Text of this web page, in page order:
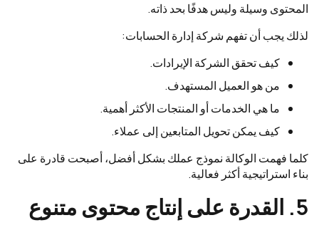
المحتوى وسيلة وليس هدفًا بحد ذاته.
لذلك يجب أن تفهم شركة إدارة الحسابات:
كيف تحقق الشركة الإيرادات.
من هو العميل المستهدف.
ما هي الخدمات أو المنتجات الأكثر أهمية.
كيف يمكن تحويل المتابعين إلى عملاء.
كلما فهمت الوكالة نموذج عملك بشكل أفضل، أصبحت قادرة على
بناء استراتيجية أكثر فعالية.
5. القدرة على إنتاج محتوى متنوع